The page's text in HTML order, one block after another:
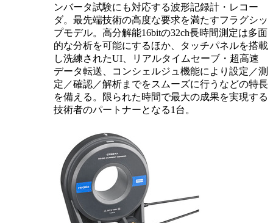
ンバータ試験にも対応する波形記録計・レコー
ダ。最先端技術の高度な要求を満たすフラグシッ
プモデル。高分解能16bitの32ch長時間測定は多面
的な分析を可能にするほか、タッチパネルを搭載
し洗練されたUI、リアルタイムセーブ・超高速
データ転送、コンシェルジュ機能により設定／測
定／確認／解析までをスムーズに行うなどの特長
を備える。限られた時間で最大の成果を実現する
技術者のパートナーとなる1台。